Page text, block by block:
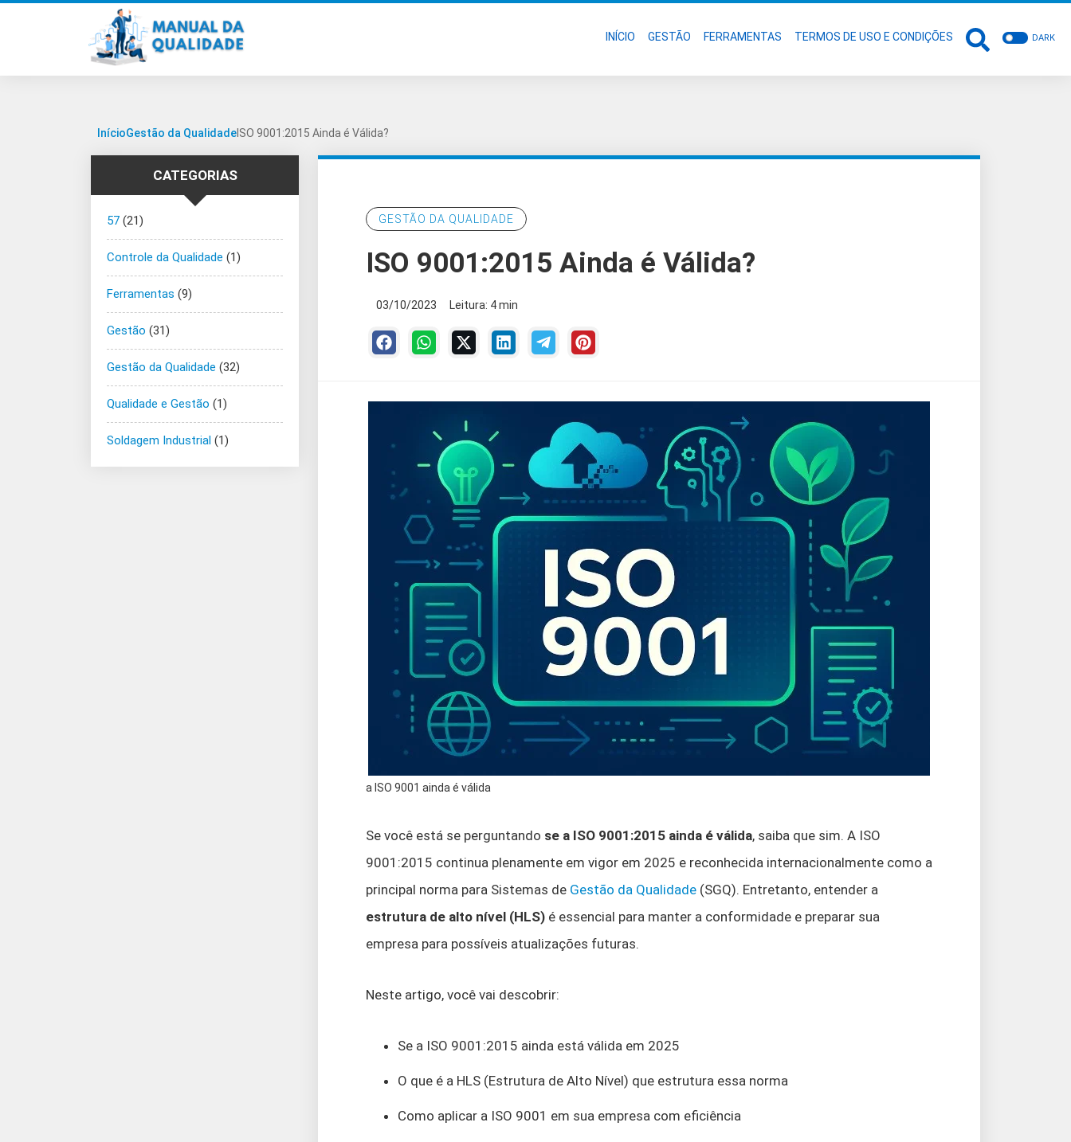
INÍCIO GESTÃO FERRAMENTAS TERMOS DE USO E CONDIÇÕES DARK
InícioGestão da Qualidade ISO 9001:2015 Ainda é Válida?
GESTÃO DA QUALIDADE
ISO 9001:2015 Ainda é Válida?
03/10/2023 Leitura: 4 min
a ISO 9001 ainda é válida
Se você está se perguntando se a ISO 9001:2015 ainda é válida, saiba que sim. A ISO
9001:2015 continua plenamente em vigor em 2025 e reconhecida internacionalmente como a
principal norma para Sistemas de Gestão da Qualidade (SGQ). Entretanto, entender a
estrutura de alto nível (HLS) é essencial para manter a conformidade e preparar sua
empresa para possíveis atualizações futuras.
Neste artigo, você vai descobrir:
Se a ISO 9001:2015 ainda está válida em 2025
O que é a HLS (Estrutura de Alto Nível) que estrutura essa norma
Como aplicar a ISO 9001 em sua empresa com eficiência
CATEGORIAS
57 (21)
Controle da Qualidade (1)
Ferramentas (9)
Gestão (31)
Gestão da Qualidade (32)
Qualidade e Gestão (1)
Soldagem Industrial (1)